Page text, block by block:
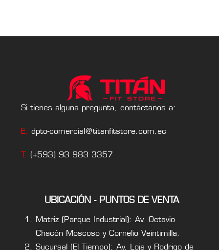
Si tienes alguna pregunta, contáctanos a:
E. dpto-comercial@titanfitstore.com.ec
T. (+593) 93 983 3357
UBICACIÓN - PUNTOS DE VENTA
Matriz (Parque Industrial): Av. Octavio
Chacón Moscoso y Cornelio Veintimilla.
Sucursal (El Tiempo): Av. Loja y Rodrigo de